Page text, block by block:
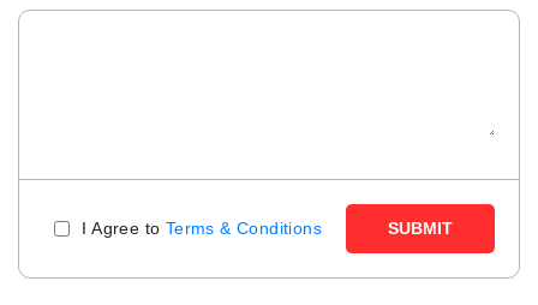
I Agree to Terms & Conditions SUBMIT